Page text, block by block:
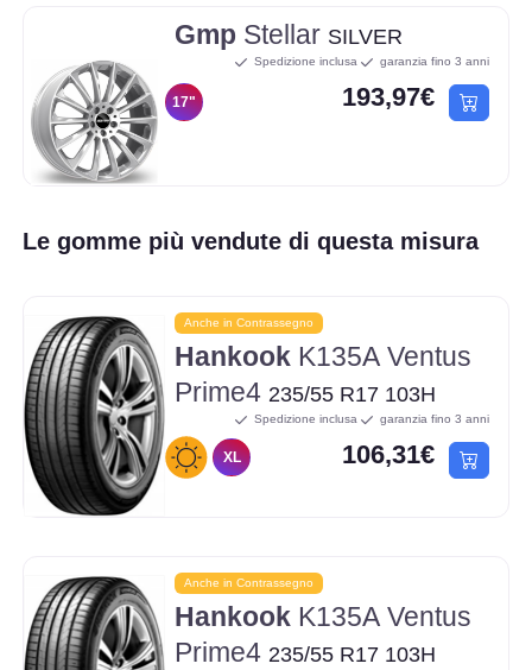
Gmp Stellar SILVER
17"
Spedizione inclusa garanzia fino 3 anni
193,97€
Le gomme più vendute di questa misura
Anche in Contrassegno
Hankook K135A Ventus
Prime4 235/55 R17 103H
XL
Spedizione inclusa garanzia fino 3 anni
106,31€
Anche in Contrassegno
Hankook K135A Ventus
Prime4 235/55 R17 103H